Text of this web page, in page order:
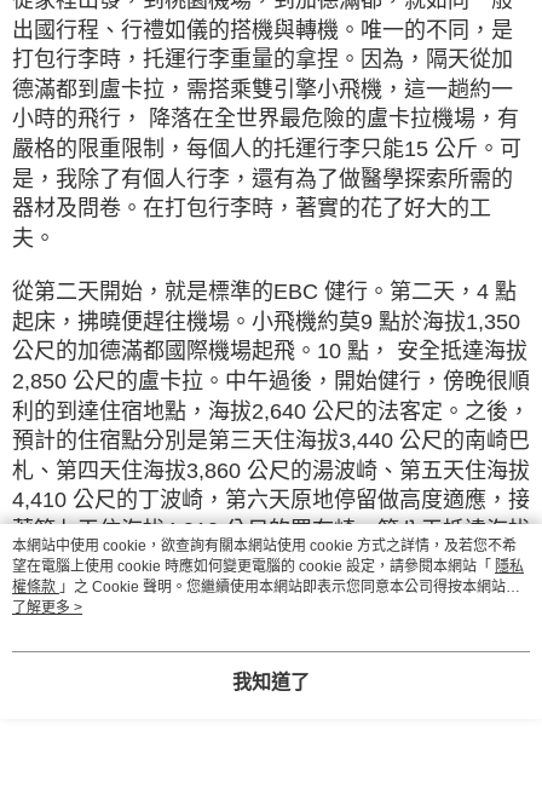
出國行程、行禮如儀的搭機與轉機。唯一的不同，是
打包行李時，托運行李重量的拿捏。因為，隔天從加
德滿都到盧卡拉，需搭乘雙引擎小飛機，這一趟約一
小時的飛行， 降落在全世界最危險的盧卡拉機場，有
嚴格的限重限制，每個人的托運行李只能15 公斤。可
是，我除了有個人行李，還有為了做醫學探索所需的
器材及問卷。在打包行李時，著實的花了好大的工
夫。
從第二天開始，就是標準的EBC 健行。第二天，4 點
起床，拂曉便趕往機場。小飛機約莫9 點於海拔1,350
公尺的加德滿都國際機場起飛。10 點， 安全抵達海拔
2,850 公尺的盧卡拉。中午過後，開始健行，傍晚很順
利的到達住宿地點，海拔2,640 公尺的法客定。之後，
預計的住宿點分別是第三天住海拔3,440 公尺的南崎巴
札、第四天住海拔3,860 公尺的湯波崎、第五天住海拔
4,410 公尺的丁波崎，第六天原地停留做高度適應，接
著第七天住海拔4,910 公尺的羅布崎，第八天抵達海拔
5,400 公尺的EBC 後住海拔5,170 公尺的高樂雪，第
九天下山住海拔4,280 公尺的斐麗崎，第十天住海拔
3,440 公尺的南崎巴札，第十一天住海拔2,850 公尺的
盧卡拉，第十二天回到海拔1,350 公尺的加德滿都。
本網站中使用 cookie，欲查詢有關本網站使用 cookie 方式之詳情，及若您不希
望在電腦上使用 cookie 時應如何變更電腦的 cookie 設定，請參閱本網站「 隱私
權條款 」之 Cookie 聲明。您繼續使用本網站即表示您同意本公司得按本網站使
用條款之 Cookie 聲明使用 cookie。
了解更多 >
我知道了